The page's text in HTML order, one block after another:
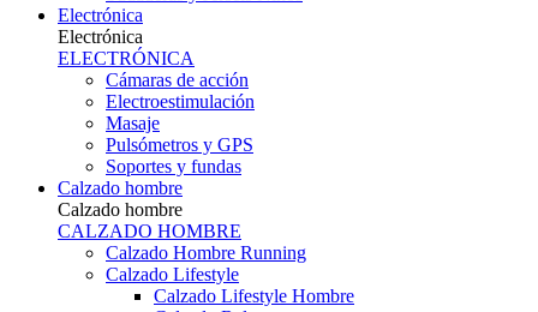
Electrónica
Electrónica
ELECTRÓNICA
Cámaras de acción
Electroestimulación
Masaje
Pulsómetros y GPS
Soportes y fundas
Calzado hombre
Calzado hombre
CALZADO HOMBRE
Calzado Hombre Running
Calzado Lifestyle
Calzado Lifestyle Hombre